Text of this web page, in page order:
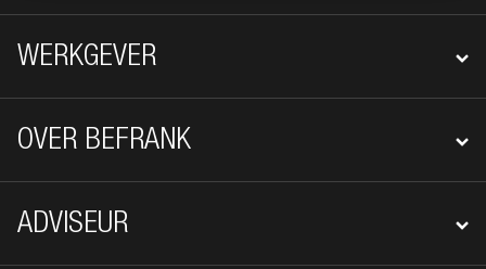
WERKGEVER
OVER BEFRANK
ADVISEUR